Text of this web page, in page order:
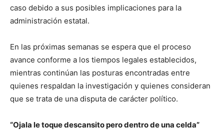
caso debido a sus posibles implicaciones para la
administración estatal.
En las próximas semanas se espera que el proceso
avance conforme a los tiempos legales establecidos,
mientras continúan las posturas encontradas entre
quienes respaldan la investigación y quienes consideran
que se trata de una disputa de carácter político.
“Ojala le toque descansito pero dentro de una celda”